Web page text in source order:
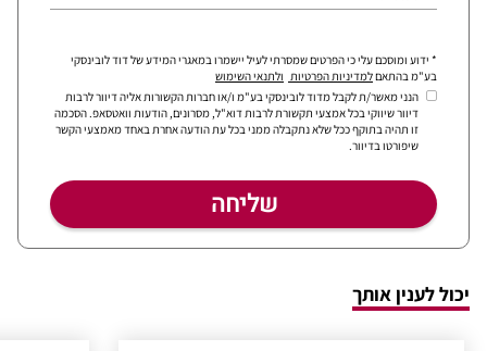
* ידוע ומוסכם עלי כי הפרטים שמסרתי לעיל יישמרו במאגרי המידע של דוד לובינסקי
בע"מ בהתאםלמדיניות הפרטיות ולתנאי השימוש
הנני מאשר/ת לקבל מדוד לובינסקי בע"מ ו/או חברות הקשורות אליה דיוור לרבות
דיוור שיווקי בכל אמצעי תקשורת לרבות דוא"ל, מסרונים, הודעות וואטסאפ. הסכמה
זו תהיה בתוקף ככל שלא נתקבלה ממני בכל עת הודעה אחרת באחד מאמצעי הקשר
שיפורטו בדיוור.
יכול לענין אותך